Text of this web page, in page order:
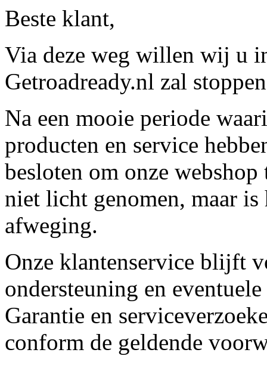
Beste klant,
Via deze weg willen wij u
Getroadready.nl zal
Na een mooie periode
producten en service
besloten om onze
niet licht genomen, maar
afweging.
Onze klantenservice blijft
ondersteuning en
Garantie en
conform de geldende